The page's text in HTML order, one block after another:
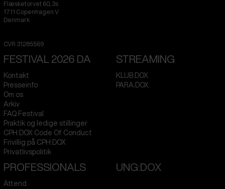
Flæsketorvet 60, 3s
1711 Copenhagen V
Denmark
CVR 31285569
FESTIVAL 2026 DA
Kontakt
Presseinfo
Om os
Arkiv
FAQ Festival
Praktik og ledige stillinger
CPH:DOX Code Of Conduct
Frivillig på CPH:DOX
Privatlivspolitik
STREAMING
KLUB:DOX
PARA:DOX
PROFESSIONALS
Attend
UNG:DOX